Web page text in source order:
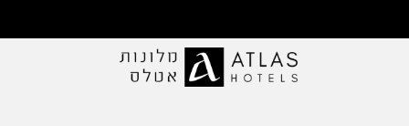
משלוח ללא עלות ברכישה מעל 199 ₪ | משלוחים
לכל אזורי הארץ